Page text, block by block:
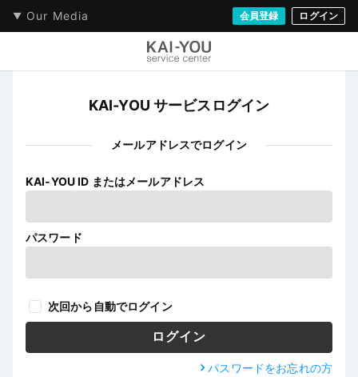
Our Media 会員登録 ログイン
KAI-YOU サービスログイン
メールアドレスでログイン
KAI-YOU ID またはメールアドレス
パスワード
次回から自動でログイン
パスワードをお忘れの方